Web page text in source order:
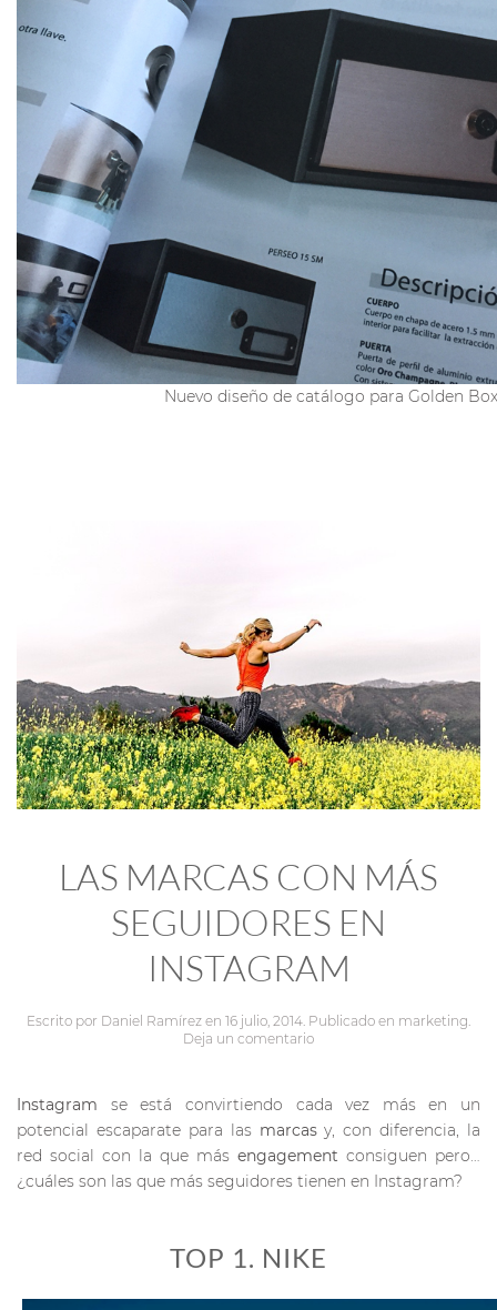
Nuevo diseño de catálogo para Golden
LAS MARCAS CON MÁS
SEGUIDORES EN
INSTAGRAM
Escrito por Daniel Ramírez en 16 julio, 2014. Publicado en marketing.
Deja un comentario
Instagram se está convirtiendo cada vez más en un
potencial escaparate para las marcasy, con diferencia, la
red social con la que más engagement consiguen pero…
¿cuáles son las que más seguidores tienen en Instagram?
TOP 1. NIKE